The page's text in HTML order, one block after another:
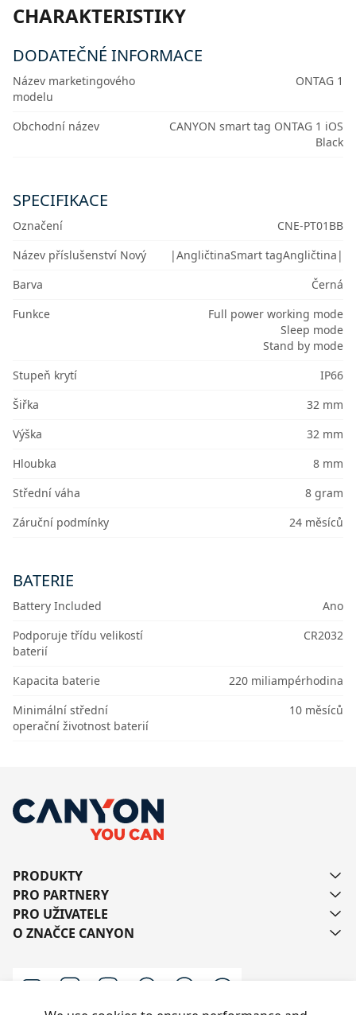
CHARAKTERISTIKY
DODATEČNÉ INFORMACE
Název marketingového
modelu
ONTAG 1
Obchodní název
CANYON smart tag ONTAG 1 iOS
Black
SPECIFIKACE
Označení
CNE-PT01BB
Název příslušenství Nový
|AngličtinaSmart tagAngličtina|
Barva
Černá
Funkce
Full power working mode
Sleep mode
Stand by mode
Stupeň krytí
IP66
Šiřka
32 mm
Výška
32 mm
Hloubka
8 mm
Střední váha
8 gram
Záruční podmínky
24 měsíců
BATERIE
Battery Included
Ano
Podporuje třídu velikostí
baterií
CR2032
Kapacita baterie
220 miliampérhodina
Minimální střední
operační životnost baterií
10 měsíců
PRODUKTY
PRO PARTNERY
PRO UŽIVATELE
O ZNAČCE CANYON